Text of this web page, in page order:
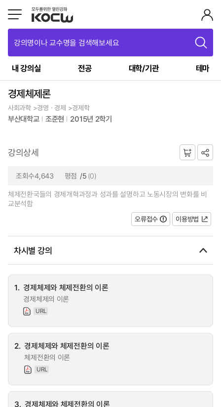
강의명이나 교수명을 검색해보세요
내 강의실 전공 대학/기관 테마
경제체제론
사회과학 >경영ㆍ경제 >경제학
부산대학교 조준현 2015년 2학기
강의상세
조회수4,643 평점 /5 (0)
체제전환국들의 경제개혁과정과 성과를 설명하고 노동시장의 변화를 비
교분석함
오류접수
이용방법
차시별 강의
1. 경제체제와 체제전환의 이론
경제체제의 이론
URL
2. 경제체제와 체제전환의 이론
체제전환의 이론
URL
3. 경제체제와 체제전환의 이론